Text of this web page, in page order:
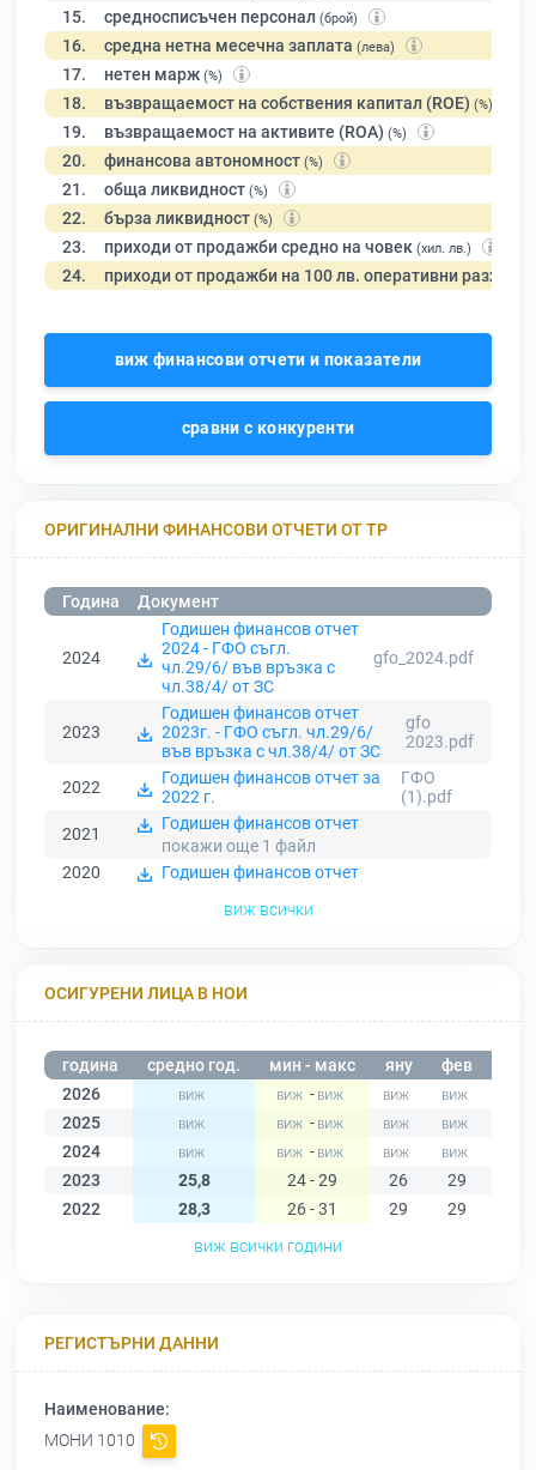
15. средносписъчен персонал (брой)
16. средна нетна месечна заплата (лева)
17. нетен марж (%)
18. възвращаемост на собствения капитал (ROE) (%)
19. възвращаемост на активите (ROA) (%)
20. финансова автономност (%)
21. обща ликвидност (%)
22. бърза ликвидност (%)
23. приходи от продажби средно на човек (хил. лв.)
24. приходи от продажби на 100 лв. оперативни разходи
виж финансови отчети и показатели
сравни с конкуренти
ОРИГИНАЛНИ ФИНАНСОВИ ОТЧЕТИ ОТ ТР
Година Документ
2024
Годишен финансов отчет
2024 - ГФО съгл.
чл.29/6/ във връзка с
чл.38/4/ от ЗС
gfo_2024.pdf
2023
Годишен финансов отчет
2023г. - ГФО съгл. чл.29/6/
във връзка с чл.38/4/ от ЗС
gfo
2023.pdf
2022
Годишен финансов отчет за
2022 г.
ГФО
(1).pdf
2021
Годишен финансов отчет
покажи още 1 файл
2020
Годишен финансов отчет
виж всички
ОСИГУРЕНИ ЛИЦА В НОИ
година средно год. мин - макс яну фев
2026
-
2025
-
2024
-
2023
25,8 24 - 29 26 29
2022
28,3 26 - 31 29 29
виж всички години
РЕГИСТЪРНИ ДАННИ
Наименование:
МОНИ 1010